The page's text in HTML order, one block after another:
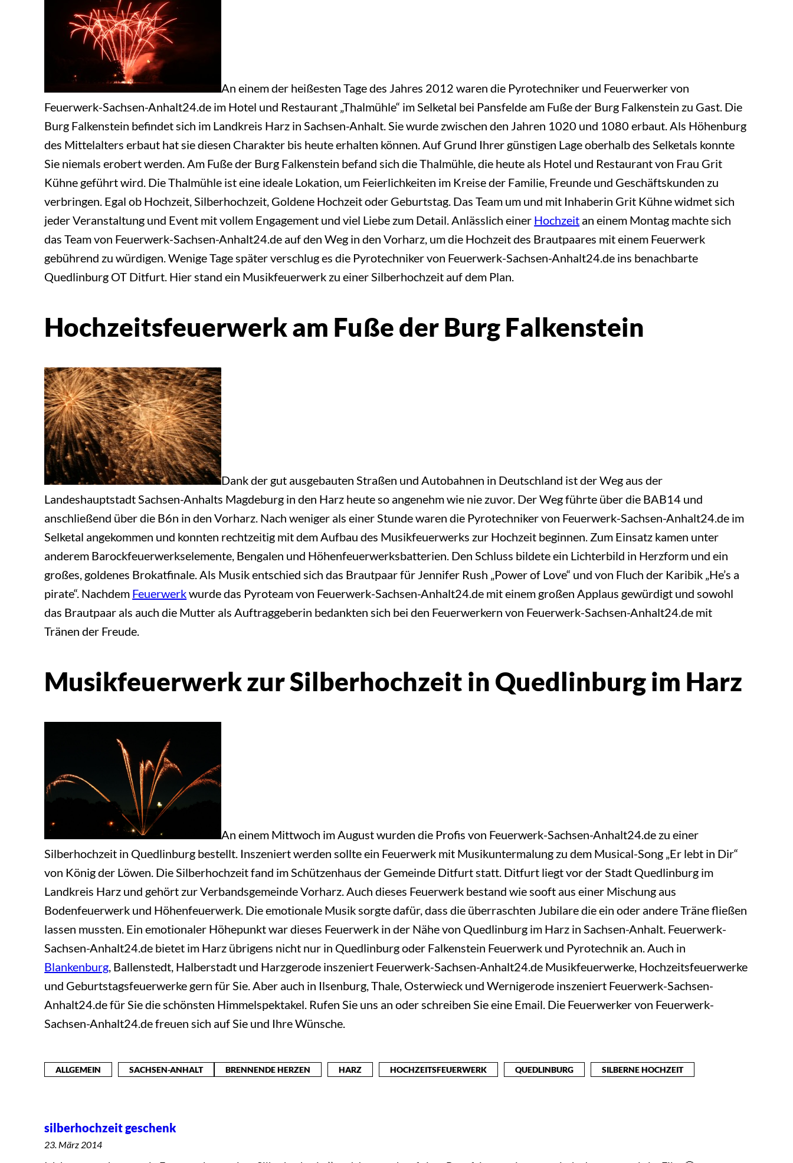
An einem der heißesten Tage des Jahres 2012 waren die Pyrotechniker und Feuerwerker von
Feuerwerk-Sachsen-Anhalt24.de im Hotel und Restaurant „Thalmühle“ im Selketal bei Pansfelde am Fuße der Burg Falkenstein zu Gast. Die
Burg Falkenstein befindet sich im Landkreis Harz in Sachsen-Anhalt. Sie wurde zwischen den Jahren 1020 und 1080 erbaut. Als Höhenburg
des Mittelalters erbaut hat sie diesen Charakter bis heute erhalten können. Auf Grund Ihrer günstigen Lage oberhalb des Selketals konnte
Sie niemals erobert werden. Am Fuße der Burg Falkenstein befand sich die Thalmühle, die heute als Hotel und Restaurant von Frau Grit
Kühne geführt wird. Die Thalmühle ist eine ideale Lokation, um Feierlichkeiten im Kreise der Familie, Freunde und Geschäftskunden zu
verbringen. Egal ob Hochzeit, Silberhochzeit, Goldene Hochzeit oder Geburtstag. Das Team um und mit Inhaberin Grit Kühne widmet sich
jeder Veranstaltung und Event mit vollem Engagement und viel Liebe zum Detail. Anlässlich einer Hochzeit an einem Montag machte sich
das Team von Feuerwerk-Sachsen-Anhalt24.de auf den Weg in den Vorharz, um die Hochzeit des Brautpaares mit einem Feuerwerk
gebührend zu würdigen. Wenige Tage später verschlug es die Pyrotechniker von Feuerwerk-Sachsen-Anhalt24.de ins benachbarte
Quedlinburg OT Ditfurt. Hier stand ein Musikfeuerwerk zu einer Silberhochzeit auf dem Plan.
Hochzeitsfeuerwerk am Fuße der Burg Falkenstein
Dank der gut ausgebauten Straßen und Autobahnen in Deutschland ist der Weg aus der
Landeshauptstadt Sachsen-Anhalts Magdeburg in den Harz heute so angenehm wie nie zuvor. Der Weg führte über die BAB14 und
anschließend über die B6n in den Vorharz. Nach weniger als einer Stunde waren die Pyrotechniker von Feuerwerk-Sachsen-Anhalt24.de im
Selketal angekommen und konnten rechtzeitig mit dem Aufbau des Musikfeuerwerks zur Hochzeit beginnen. Zum Einsatz kamen unter
anderem Barockfeuerwerkselemente, Bengalen und Höhenfeuerwerksbatterien. Den Schluss bildete ein Lichterbild in Herzform und ein
großes, goldenes Brokatfinale. Als Musik entschied sich das Brautpaar für Jennifer Rush „Power of Love“ und von Fluch der Karibik „He’s a
pirate“. Nachdem Feuerwerkwurde das Pyroteam von Feuerwerk-Sachsen-Anhalt24.de mit einem großen Applaus gewürdigt und sowohl
das Brautpaar als auch die Mutter als Auftraggeberin bedankten sich bei den Feuerwerkern von Feuerwerk-Sachsen-Anhalt24.de mit
Tränen der Freude.
Musikfeuerwerk zur Silberhochzeit in Quedlinburg im Harz
An einem Mittwoch im August wurden die Profis von Feuerwerk-Sachsen-Anhalt24.de zu einer
Silberhochzeit in Quedlinburg bestellt. Inszeniert werden sollte ein Feuerwerk mit Musikuntermalung zu dem Musical-Song „Er lebt in Dir“
von König der Löwen. Die Silberhochzeit fand im Schützenhaus der Gemeinde Ditfurt statt. Ditfurt liegt vor der Stadt Quedlinburg im
Landkreis Harz und gehört zur Verbandsgemeinde Vorharz. Auch dieses Feuerwerk bestand wie sooft aus einer Mischung aus
Bodenfeuerwerk und Höhenfeuerwerk. Die emotionale Musik sorgte dafür, dass die überraschten Jubilare die ein oder andere Träne fließen
lassen mussten. Ein emotionaler Höhepunkt war dieses Feuerwerk in der Nähe von Quedlinburg im Harz in Sachsen-Anhalt. Feuerwerk-
Sachsen-Anhalt24.de bietet im Harz übrigens nicht nur in Quedlinburg oder Falkenstein Feuerwerk und Pyrotechnik an. Auch in
Blankenburg, Ballenstedt, Halberstadt und Harzgerode inszeniert Feuerwerk-Sachsen-Anhalt24.de Musikfeuerwerke, Hochzeitsfeuerwerke
und Geburtstagsfeuerwerke gern für Sie. Aber auch in Ilsenburg, Thale, Osterwieck und Wernigerode inszeniert Feuerwerk-Sachsen-
Anhalt24.de für Sie die schönsten Himmelspektakel. Rufen Sie uns an oder schreiben Sie eine Email. Die Feuerwerker von Feuerwerk-
Sachsen-Anhalt24.de freuen sich auf Sie und Ihre Wünsche.
ALLGEMEIN SACHSEN-ANHALT BRENNENDE HERZEN HARZ HOCHZEITSFEUERWERK QUEDLINBURG SILBERNE HOCHZEIT
silberhochzeit geschenk
23. März 2014